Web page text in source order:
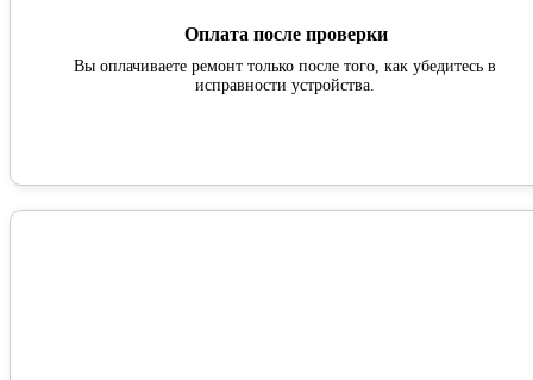
Оплата после проверки
Вы оплачиваете ремонт только после того, как убедитесь в
исправности устройства.